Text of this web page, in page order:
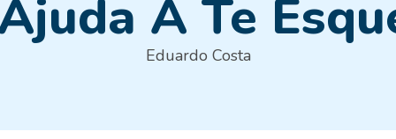
A Te
Eduardo Costa